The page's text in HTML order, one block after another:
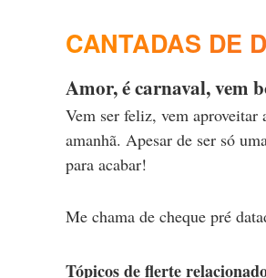
CANTADAS DE
Amor, é carnaval, vem
Vem ser feliz, vem aproveitar
amanhã. Apesar de ser só
para acabar!
Me chama de cheque pré
Tópicos de flerte